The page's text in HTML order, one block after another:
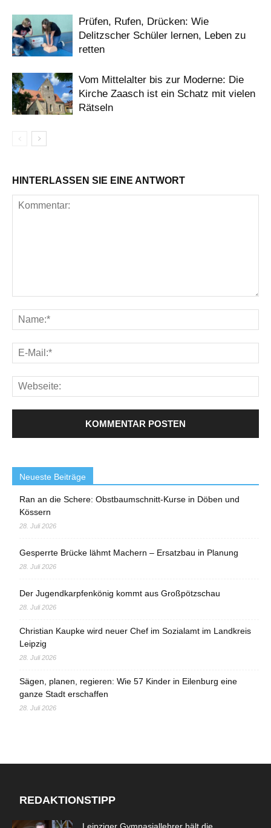
Prüfen, Rufen, Drücken: Wie
Delitzscher Schüler lernen, Leben zu
retten
Vom Mittelalter bis zur Moderne: Die
Kirche Zaasch ist ein Schatz mit vielen
Rätseln
HINTERLASSEN SIE EINE ANTWORT
Neueste Beiträge
Ran an die Schere: Obstbaumschnitt-Kurse in Döben und
Kössern
28. Juli 2026
Gesperrte Brücke lähmt Machern – Ersatzbau in Planung
28. Juli 2026
Der Jugendkarpfenkönig kommt aus Großpötzschau
28. Juli 2026
Christian Kaupke wird neuer Chef im Sozialamt im Landkreis
Leipzig
28. Juli 2026
Sägen, planen, regieren: Wie 57 Kinder in Eilenburg eine
ganze Stadt erschaffen
28. Juli 2026
REDAKTIONSTIPP